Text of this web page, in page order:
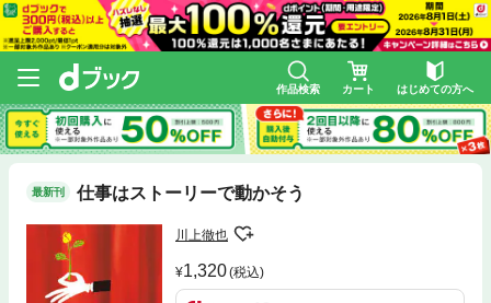
作品検索 カート はじめての方へ
最新刊 仕事はストーリーで動かそう
川上徹也
1,320(税込)